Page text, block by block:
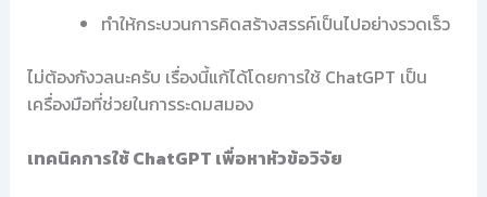
ทำให้กระบวนการคิดสร้างสรรค์เป็นไปอย่างรวดเร็ว
ไม่ต้องกังวลนะครับ เรื่องนี้แก้ได้โดยการใช้ ChatGPT เป็น
เครื่องมือที่ช่วยในการระดมสมอง
เทคนิคการใช้ ChatGPT เพื่อหาหัวข้อวิจัย